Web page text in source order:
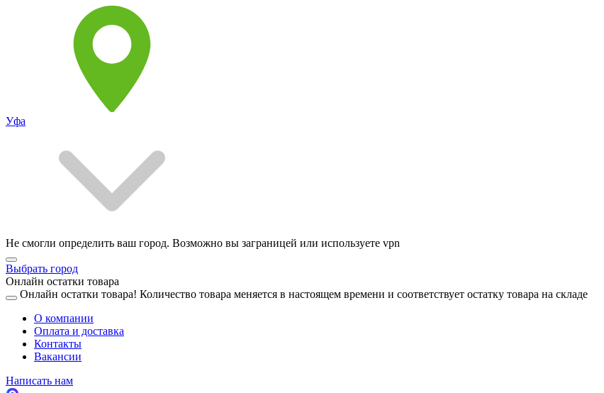
Уфа
Не смогли определить ваш город. Возможно вы заграницей или используете vpn
Выбрать город
Онлайн остатки товара
Онлайн остатки товара! Количество товара меняется в настоящем времени и соответствует остатку товара на складе
О компании
Оплата и доставка
Контакты
Вакансии
Написать нам